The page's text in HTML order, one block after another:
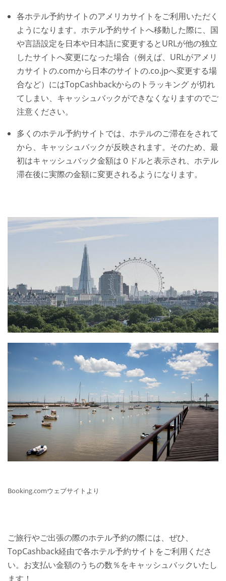
各ホテル予約サイトのアメリカサイトをご利用いただく
ようになります。ホテル予約サイトへ移動した際に、国
や言語設定を日本や日本語に変更するとURLが他の独立
したサイトへ変更になった場合（例えば、URLがアメリ
カサイトの.comから日本のサイトの.co.jpへ変更する場
合など）にはTopCashbackからのトラッキング が切れ
てしまい、キャッシュバックができなくなりますのでご
注意ください。
多くのホテル予約サイトでは、ホテルのご滞在をされて
から、キャッシュバックが反映されます。そのため、最
初はキャッシュバック金額は０ドルと表示され、ホテル
滞在後に実際の金額に変更されるようになります。
Booking.comウェブサイトより
ご旅行やご出張の際のホテル予約の際には、ぜひ、
TopCashback経由で各ホテル予約サイトをご利用くださ
い。お支払い金額のうちの数％をキャッシュバックいたし
ます！